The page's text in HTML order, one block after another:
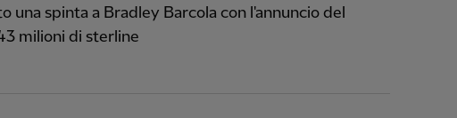
una spinta a Bradley Barcola con l'annuncio del
milioni di sterline